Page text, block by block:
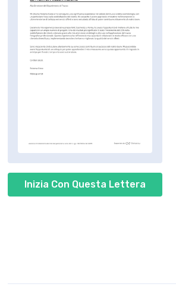
Inizia Con Questa Lettera